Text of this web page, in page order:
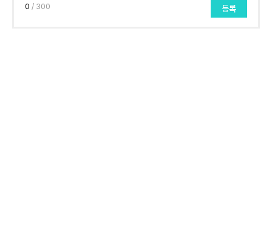
0 / 300 등록